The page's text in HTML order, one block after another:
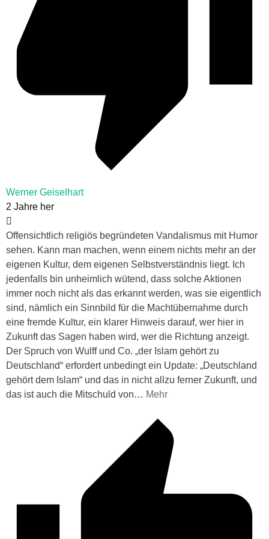
Werner Geiselhart
2 Jahre her
Offensichtlich religiös begründeten Vandalismus mit Humor
sehen. Kann man machen, wenn einem nichts mehr an der
eigenen Kultur, dem eigenen Selbstverständnis liegt. Ich
jedenfalls bin unheimlich wütend, dass solche Aktionen
immer noch nicht als das erkannt werden, was sie eigentlich
sind, nämlich ein Sinnbild für die Machtübernahme durch
eine fremde Kultur, ein klarer Hinweis darauf, wer hier in
Zukunft das Sagen haben wird, wer die Richtung anzeigt.
Der Spruch von Wulff und Co. „der Islam gehört zu
Deutschland“ erfordert unbedingt ein Update: „Deutschland
gehört dem Islam“ und das in nicht allzu ferner Zukunft, und
das ist auch die Mitschuld von… Mehr